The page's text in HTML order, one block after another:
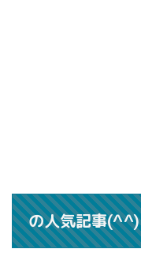
の人気記事(^^)